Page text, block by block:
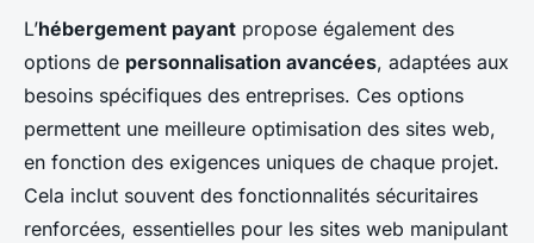
L’hébergement payant propose également des
options de personnalisation avancées, adaptées aux
besoins spécifiques des entreprises. Ces options
permettent une meilleure optimisation des sites web,
en fonction des exigences uniques de chaque projet.
Cela inclut souvent des fonctionnalités sécuritaires
renforcées, essentielles pour les sites web manipulant